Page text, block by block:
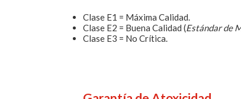
Clase E1 = Máxima Calidad.
Clase E2 = Buena Calidad (Estándar de
Clase E3 = No Crítica.